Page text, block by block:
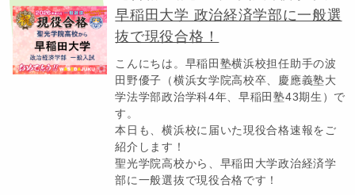
早稲田大学 政治経済学部に一般選
抜で現役合格！
こんにちは。早稲田塾横浜校担任助手の波
田野優子（横浜女学院高校卒、慶應義塾大
学法学部政治学科4年、早稲田塾43期生）で
す。
本日も、横浜校に届いた現役合格速報をご
紹介します！
聖光学院高校から、早稲田大学政治経済学
部に一般選抜で現役合格です！